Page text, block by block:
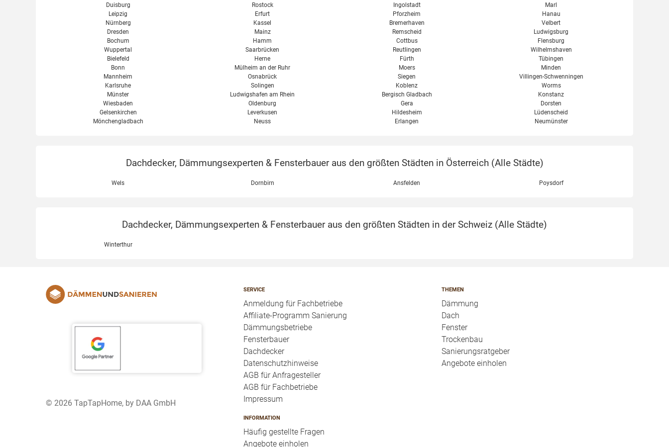
Duisburg
Leipzig
Nürnberg
Dresden
Bochum
Wuppertal
Bielefeld
Bonn
Mannheim
Karlsruhe
Münster
Wiesbaden
Gelsenkirchen
Mönchengladbach
Rostock
Erfurt
Kassel
Mainz
Hamm
Saarbrücken
Herne
Mülheim an der Ruhr
Osnabrück
Solingen
Ludwigshafen am Rhein
Oldenburg
Leverkusen
Neuss
Ingolstadt
Pforzheim
Bremerhaven
Remscheid
Cottbus
Reutlingen
Fürth
Moers
Siegen
Koblenz
Bergisch Gladbach
Gera
Hildesheim
Erlangen
Marl
Hanau
Velbert
Ludwigsburg
Flensburg
Wilhelmshaven
Tübingen
Minden
Villingen-Schwenningen
Worms
Konstanz
Dorsten
Lüdenscheid
Neumünster
Dachdecker, Dämmungsexperten & Fensterbauer aus den größten Städten in Österreich (Alle Städte)
Wels Dornbirn Ansfelden Poysdorf
Dachdecker, Dämmungsexperten & Fensterbauer aus den größten Städten in der Schweiz (Alle Städte)
Winterthur
© 2026 TapTapHome, by DAA GmbH
SERVICE
Anmeldung für Fachbetriebe
Affiliate-Programm Sanierung
Dämmungsbetriebe
Fensterbauer
Dachdecker
Datenschutzhinweise
AGB für Anfragesteller
AGB für Fachbetriebe
Impressum
INFORMATION
Häufig gestellte Fragen
Angebote einholen
THEMEN
Dämmung
Dach
Fenster
Trockenbau
Sanierungsratgeber
Angebote einholen